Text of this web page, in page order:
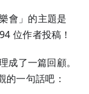
會」的主題是
位作者投稿！
成了一篇回顧。
的一句話吧：